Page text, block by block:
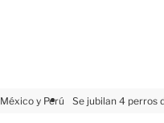
México y Perú Se jubilan 4 perros